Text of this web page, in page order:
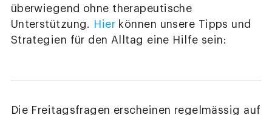
überwiegend ohne therapeutische
Unterstützung.
Hier können unsere Tipps und
Strategien für den Alltag eine Hilfe sein:
Die Freitagsfragen erscheinen regelmässig auf